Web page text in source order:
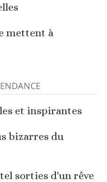
mettent à
et inspirantes
bizarres du
sorties d'un rêve